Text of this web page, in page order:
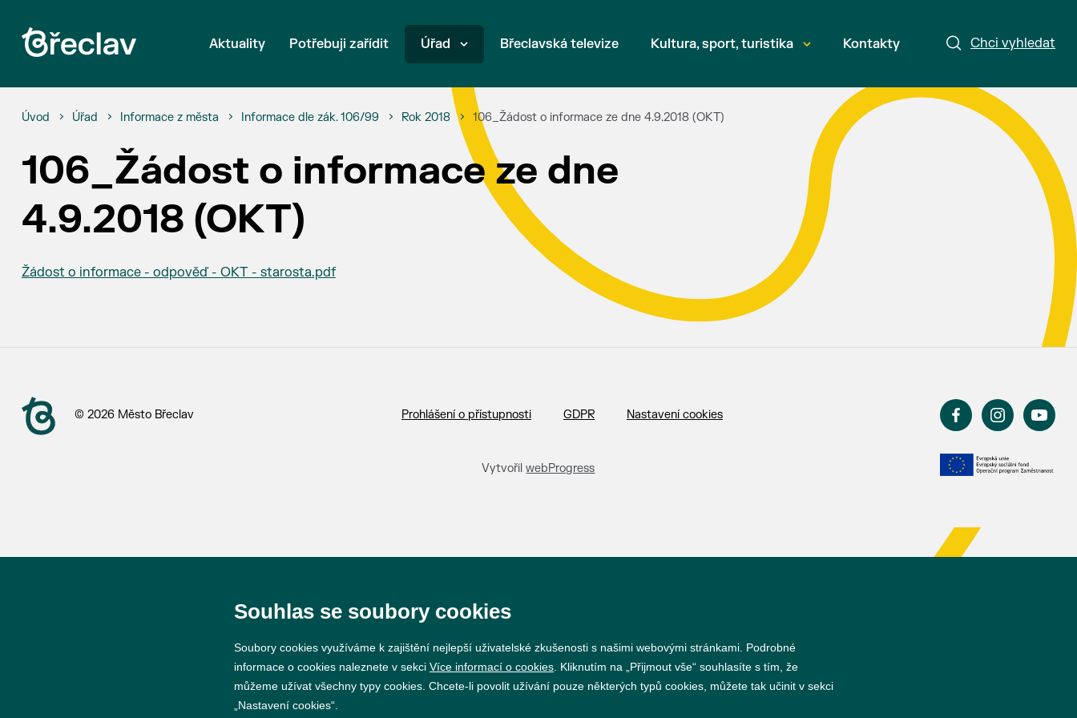
Chci vyhledat
Aktuality Potřebuji zařídit Úřad Břeclavská televize Kultura, sport, turistika Kontakty
Úvod Úřad Informace z města Informace dle zák. 106/99 Rok 2018 106_Žádost o informace ze dne 4.9.2018 (OKT)
106_Žádost o informace ze dne
4.9.2018 (OKT)
Žádost o informace - odpověď - OKT - starosta.pdf
© 2026 Město Břeclav Prohlášení o přístupnosti GDPR Nastavení cookies
VytvořilwebProgress
Souhlas se soubory cookies
Soubory cookies využíváme k zajištění nejlepší uživatelské zkušenosti s našimi webovými stránkami. Podrobné
informace o cookies naleznete v sekci Více informací o cookies . Kliknutím na „Přijmout vše“ souhlasíte s tím, že
můžeme užívat všechny typy cookies. Chcete-li povolit užívání pouze některých typů cookies, můžete tak učinit v sekci
„Nastavení cookies“.